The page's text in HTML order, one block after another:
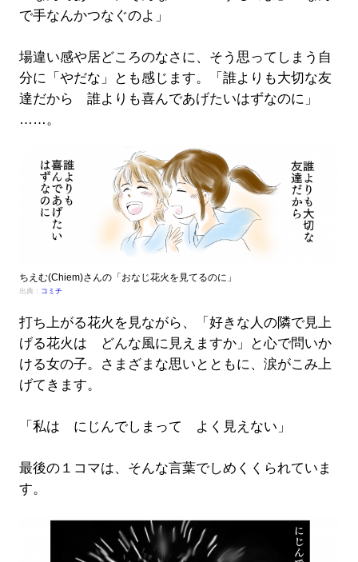
で手なんかつなぐのよ」
場違い感や居どころのなさに、そう思ってしまう自
分に「やだな」とも感じます。「誰よりも大切な友
達だから 誰よりも喜んであげたいはずなのに」
……。
ちえむ(Chiem)さんの「おなじ花火を見てるのに」
出典： コミチ
打ち上がる花火を見ながら、「好きな人の隣で見上
げる花火は どんな風に見えますか」と心で問いか
ける女の子。さまざまな思いとともに、涙がこみ上
げてきます。
「私は にじんでしまって よく見えない」
最後の１コマは、そんな言葉でしめくくられていま
す。